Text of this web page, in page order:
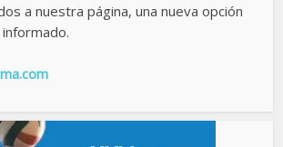
a nuestra página, una nueva opción